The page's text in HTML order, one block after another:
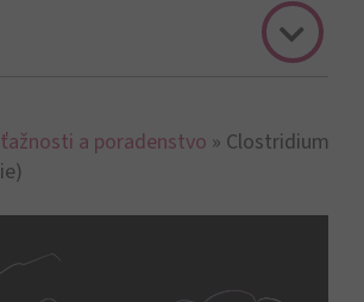
a poradenstvo » Clostridium